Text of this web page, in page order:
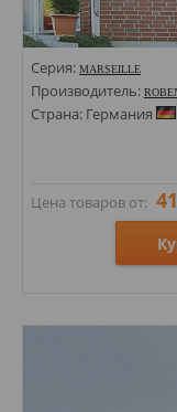
Серия: MARSEILLE
Производитель:
Страна: Германия
Цена товаров от:
Стили: Под кирпич;